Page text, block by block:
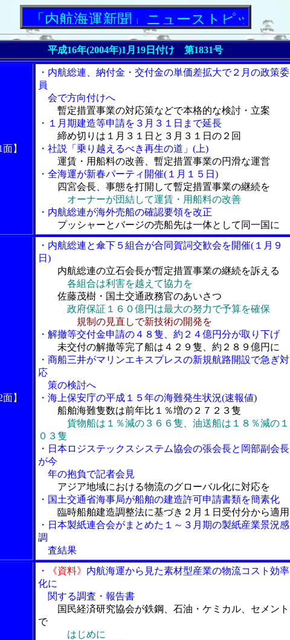
内航海運新聞」ニューストピックス
平成16年(2004年)1月19日付け 第1831号
】
・内航総連、納付金・交付金の単価差拡大で２月の政策委
員
会で方向付けへ
暫定措置事業の対応策などで本格的な検討・立案
・１月期建造等申請を３月３１日まで延長
締め切りは１月３１日と３月３１日の２回
・社説「乗り越えるべき再生の道」(上)
運賃・用船料の改善、暫定措置事業の円滑な運営
・全海運が新春パーティ開催(１月１５日)
四宮会長、事態を打開して暫定措置事業の継続を
オーナーが団結して運賃・用船料の改善
・内航総連が海外売船の確認要領を改正
プッシャーとバージの売船先は一体として同一国に
】
・内航総連と傘下５組合が合同賀詞交歓会を開催(１月９
日)
内航総連の立石会長が暫定措置事業の継続を訴える
各組合は利害を越えて協力を
佐藤茂樹・国土交通政務官のあいさつ
政府保証１６０億円は最大の努力で予算を確保
規制の見直しで新技術の開発を
・解撤等交付金申請の４８隻、約２４億円分が取り下げ
未交付の解撤等完了船は４２９隻、約２８９億円に
・商船三井がマリンエキスプレスの新規航路開設で急ぎ対
応
策の検討へ
・海上保安庁の平成１５年の海難発生状況(速報値)
船舶海難隻数は前年比１％増の２７２３隻
貨物船は１％減の３６６隻、油送船は１８％減の１
０３隻
・日本ロジステックスシステム協会の張会長と岡部副会長
が今
年の抱負で記者会見
アジア地域における物流のグローバル化に対応を
・国土交通省海事局が船舶の建造許可申請書類を簡素化
臨時船舶建造調整法に基づき２月１日受付分から適用
・日本製紙連合会がまとめた１～３月期の製紙産業景況感
調
査結果
・ 《資料》 内航海運から見た素材型産業の物流コスト効率
化に
関する調査・報告書
国民経済研究協会が鉄鋼、石油・ケミカル、セメント
で
はじめに